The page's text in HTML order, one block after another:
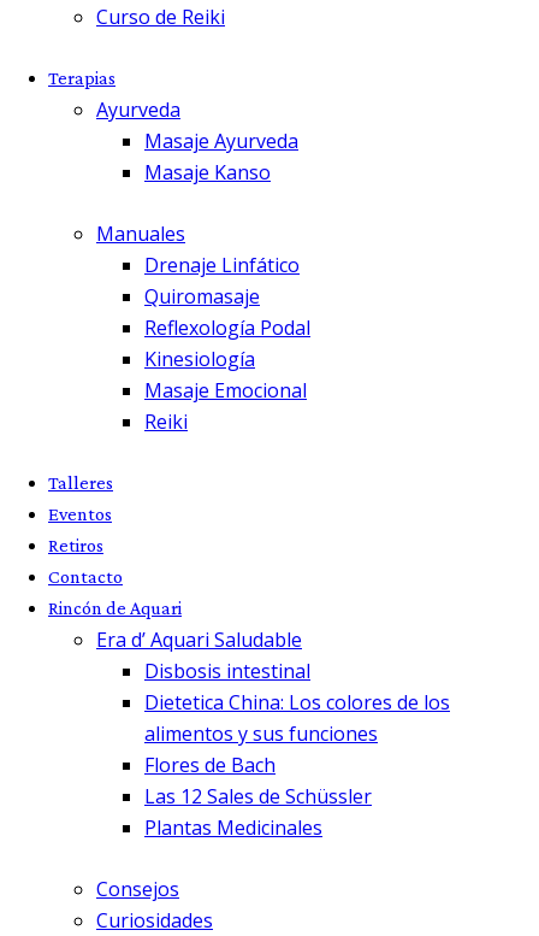
Curso de Reiki
Terapias
Ayurveda
Masaje Ayurveda
Masaje Kanso
Manuales
Drenaje Linfático
Quiromasaje
Reflexología Podal
Kinesiología
Masaje Emocional
Reiki
Talleres
Eventos
Retiros
Contacto
Rincón de Aquari
Era d’ Aquari Saludable
Disbosis intestinal
Dietetica China: Los colores de los
alimentos y sus funciones
Flores de Bach
Las 12 Sales de Schüssler
Plantas Medicinales
Consejos
Curiosidades